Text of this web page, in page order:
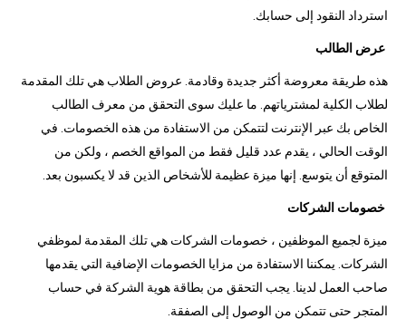
استرداد النقود إلى حسابك.
عرض الطالب
هذه طريقة معروضة أكثر جديدة وقادمة. عروض الطلاب هي تلك المقدمة
لطلاب الكلية لمشترياتهم. ما عليك سوى التحقق من معرف الطالب
الخاص بك عبر الإنترنت لتتمكن من الاستفادة من هذه الخصومات. في
الوقت الحالي ، يقدم عدد قليل فقط من المواقع الخصم ، ولكن من
المتوقع أن يتوسع. إنها ميزة عظيمة للأشخاص الذين قد لا يكسبون بعد.
خصومات الشركات
ميزة لجميع الموظفين ، خصومات الشركات هي تلك المقدمة لموظفي
الشركات. يمكننا الاستفادة من مزايا الخصومات الإضافية التي يقدمها
صاحب العمل لدينا. يجب التحقق من بطاقة هوية الشركة في حساب
المتجر حتى تتمكن من الوصول إلى الصفقة.